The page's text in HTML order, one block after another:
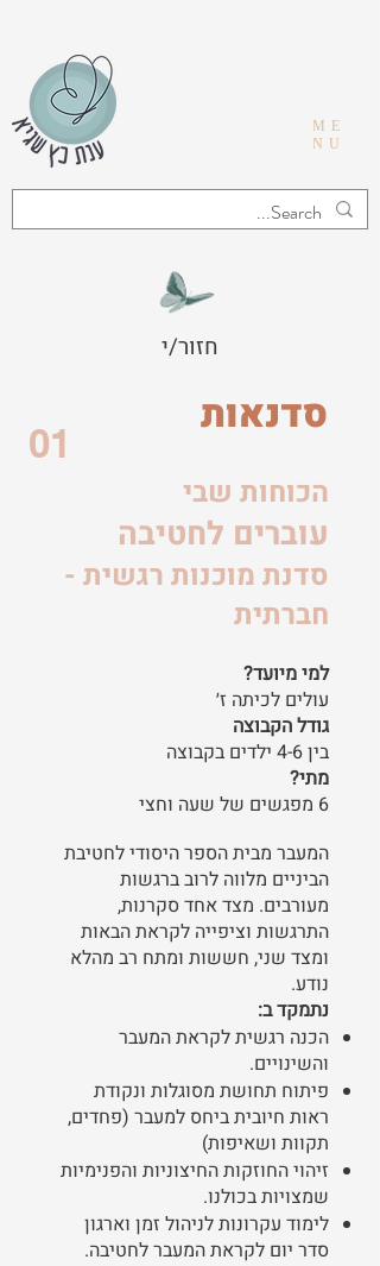
ME
NU
חזור/י
01
הכוחות שבי
עוברים לחטיבה
סדנת מוכנות רגשית -
חברתית
למי מיועד?
עולים לכיתה ז׳
גודל הקבוצה
בין 4-6 ילדים בקבוצה
מתי?
6 מפגשים של שעה וחצי
המעבר מבית הספר היסודי לחטיבת
הביניים מלווה לרוב ברגשות
מעורבים. מצד אחד סקרנות,
התרגשות וציפייה לקראת הבאות
ומצד שני, חששות ומתח רב מהלא
נודע.
נתמקד ב:
הכנה רגשית לקראת המעבר
והשינויים.
פיתוח תחושת מסוגלות ונקודת
ראות חיובית ביחס למעבר (פחדים,
תקוות ושאיפות)
זיהוי החוזקות החיצוניות והפנימיות
שמצויות בכולנו.
לימוד עקרונות לניהול זמן וארגון
סדר יום לקראת המעבר לחטיבה.
סדנאות